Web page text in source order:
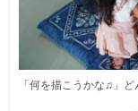
「何を描こうかな♫」